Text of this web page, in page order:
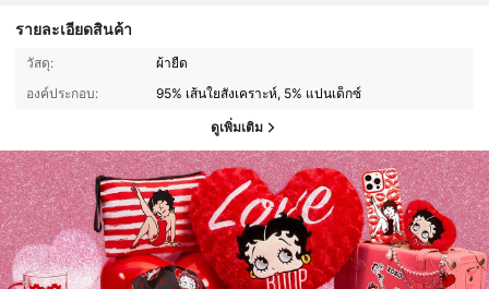
รายละเอียดสินค้า
วัสดุ:
ผ้ายืด
องค์ประกอบ:
95% เส้นใยสังเคราะห์, 5% แปนเด็กซ์
ดูเพิ่มเติม